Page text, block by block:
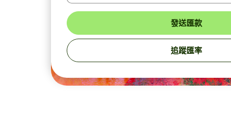
發送匯款
追蹤匯率